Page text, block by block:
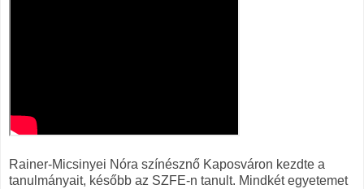
Rainer-Micsinyei Nóra színésznő Kaposváron kezdte a
tanulmányait, később az SZFE-n tanult. Mindkét egyetemet